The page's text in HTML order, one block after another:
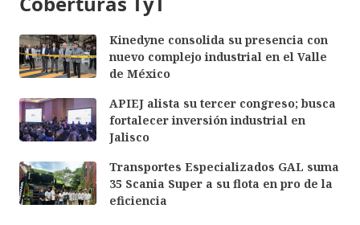
Kinedyne consolida su presencia con
nuevo complejo industrial en el Valle
de México
APIEJ alista su tercer congreso; busca
fortalecer inversión industrial en
Jalisco
Transportes Especializados GAL suma
35 Scania Super a su flota en pro de la
eficiencia